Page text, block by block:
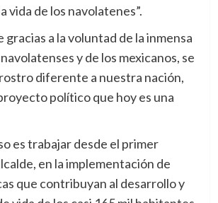
vida de los navolatenes”.
gracias a la voluntad de la inmensa
y de los mexicanos, se
diferente a nuestra nación,
político que hoy es una
es trabajar desde el primer
en la implementación de
que contribuyan al desarrollo y